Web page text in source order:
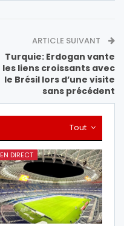
ARTICLE SUIVANT
Turquie: Erdogan vante
les liens croissants avec
le Brésil lors d’une visite
sans précédent
Tout
EN DIRECT